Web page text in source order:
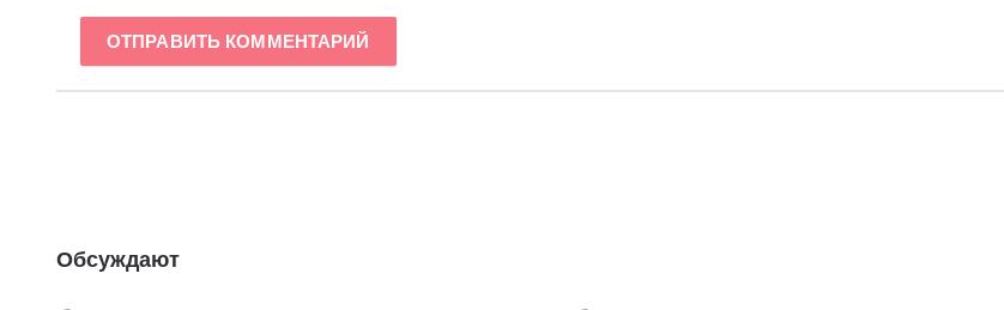
ОТПРАВИТЬ КОММЕНТАРИЙ
Обсуждают